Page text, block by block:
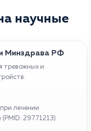
научные
Минздрава РФ
тревожных и
лечении
29771213).